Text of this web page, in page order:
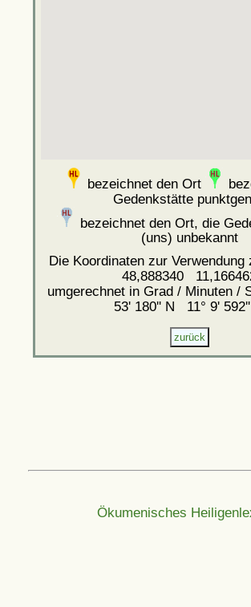
bezeichnet den Ort
Gedenkstätte
bezeichnet den Ort, die
(uns) unbekannt
Die Koordinaten zur
48,888340
umgerechnet in Grad / Minuten /
53' 180'' N 11° 9'
Ökumenisches